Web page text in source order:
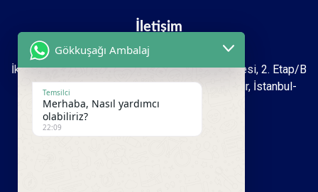
İletişim
İkitelli O.S.B Mah. 2723. sokak İpkas Sanayi Sitesi, 2. Etap/B
Ada 7 Zemin 1.kat İşyeri No: 27-39 Başakşehir, İstanbul-
Türkiye
Gökkuşağı Ambalaj
Temsilci
Merhaba, Nasıl yardımcı
olabiliriz?
22:09